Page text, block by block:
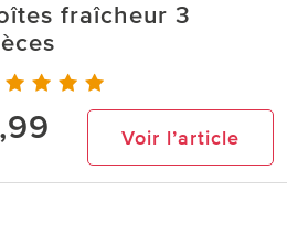
fraîcheur 3
Voir l’article